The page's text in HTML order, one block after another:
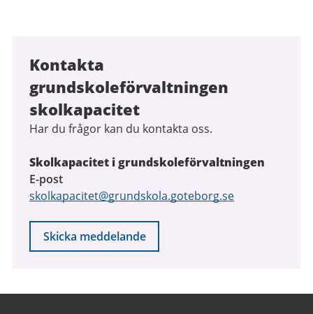
Kontakta
grundskoleförvaltningen
skolkapacitet
Har du frågor kan du kontakta oss.
Skolkapacitet i grundskoleförvaltningen
E-post
skolkapacitet@grundskola.goteborg.se
Skicka meddelande